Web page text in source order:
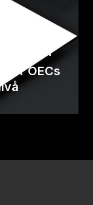
SWEDEN
OECs